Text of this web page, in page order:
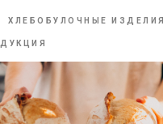
ХЛЕБОБУЛОЧНЫЕ ИЗДЕЛИЯ